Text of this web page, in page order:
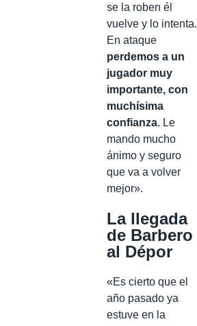
se la roben él
vuelve y lo intenta.
En ataque
perdemos a un
jugador muy
importante, con
muchísima
confianza. Le
mando mucho
ánimo y seguro
que va a volver
mejor».
La llegada
de Barbero
al Dépor
«Es cierto que el
año pasado ya
estuve en la